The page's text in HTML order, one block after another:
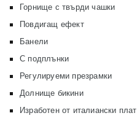
Горнище с твърди чашки
Повдигащ ефект
Банели
С подплънки
Регулируеми презрамки
Долнище бикини
Изработен от италиански плат